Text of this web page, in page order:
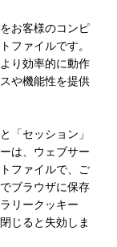
お客様のコンピ
ファイルです。
り効率的に動作
や機能性を提供
「セッション」
は、ウェブサー
ファイルで、ご
ブラウザに保存
リークッキー
じると失効しま